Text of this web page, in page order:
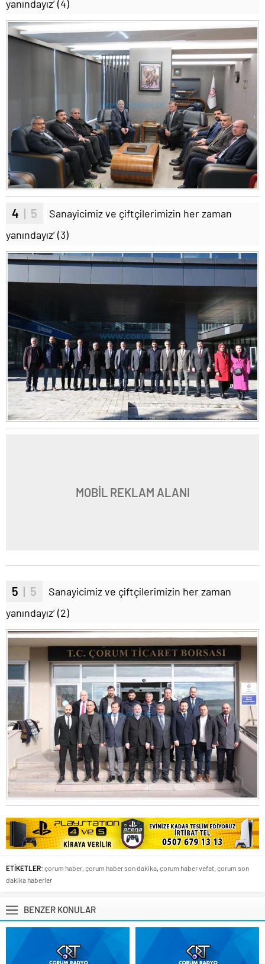
yanındayız’ (4)
4 | 5
Sanayicimiz ve çiftçilerimizin her zaman
yanındayız’ (3)
MOBİL REKLAM ALANI
5 | 5
Sanayicimiz ve çiftçilerimizin her zaman
yanındayız’ (2)
ETİKETLER: çorum haber çorum haber son dakika çorum haber vefat çorum son
dakika haberler
BENZER KONULAR